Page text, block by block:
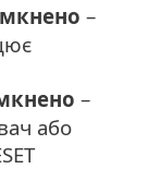
–
–
або